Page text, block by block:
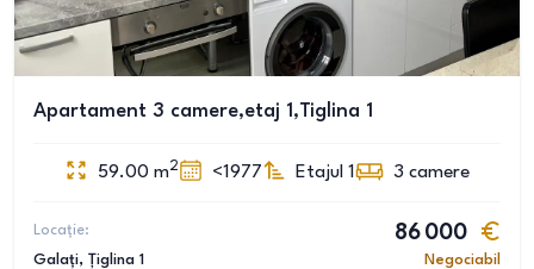
Apartament 3 camere,etaj 1,Tiglina 1
59.00 m2 <1977 Etajul 1 3 camere
Locație:
Galați, Țiglina 1
86 000
Negociabil